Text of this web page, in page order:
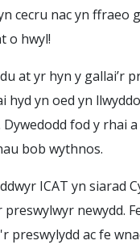
cecru nac yn ffraeo
o hwyl!
at yr hyn y gallai’r
hyd yn oed yn
fod y rhai
bob wythnos.
ICAT yn siarad
newydd.
preswylydd ac fe